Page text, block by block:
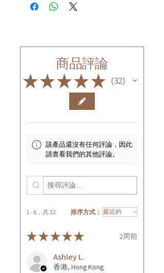
商品評論
★★★★★ 32
32
該產品還沒有任何評論，因此
請查看我們的其他評論。
1 - 6，共 32 排序方式：
★★★★★ 2周前
Ashley L.
香港, Hong Kong